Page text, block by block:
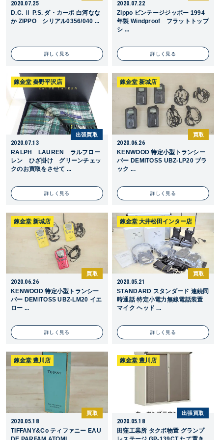
2020.07.25
D.C. Ⅱ P.S. ダ・カーポ 白河なな
か ZIPPO シリアル0356/040 ...
詳しく見る
2020.07.22
Zippo ビンテージジッポー 1994
年製 Windproof フラットトップ
シ ...
詳しく見る
錬金堂 秦野平沢店
出張買取
2020.07.13
RALPH LAUREN ラルフロー
レン ひざ掛け グリーンチェッ
クのお買取をさせて ...
詳しく見る
錬金堂 新城店
買取
2020.06.26
KENWOOD 特定小型トランシー
バー DEMITOSS UBZ-LP20 ブラ
ック ...
詳しく見る
錬金堂 新城店
買取
2020.06.26
KENWOOD 特定小型トランシー
バー DEMITOSS UBZ-LM20 イエ
ロー ...
詳しく見る
錬金堂 大井松田インター店
買取
2020.05.21
STANDARD スタンダード 連続同
時通話 特定小電力無線電話装置
マイク ヘッド ...
詳しく見る
錬金堂 豊川店
買取
2020.05.18
TIFFANY&Co ティファニー EAU
錬金堂 豊川店
出張買取
2020.05.18
田窪工業所 タクボ物置 グランプ